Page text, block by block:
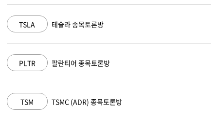
MSFT 마이크로소프트 종목토론방
AAPL 애플 종목토론방
AMZN 아마존 닷컴 종목토론방